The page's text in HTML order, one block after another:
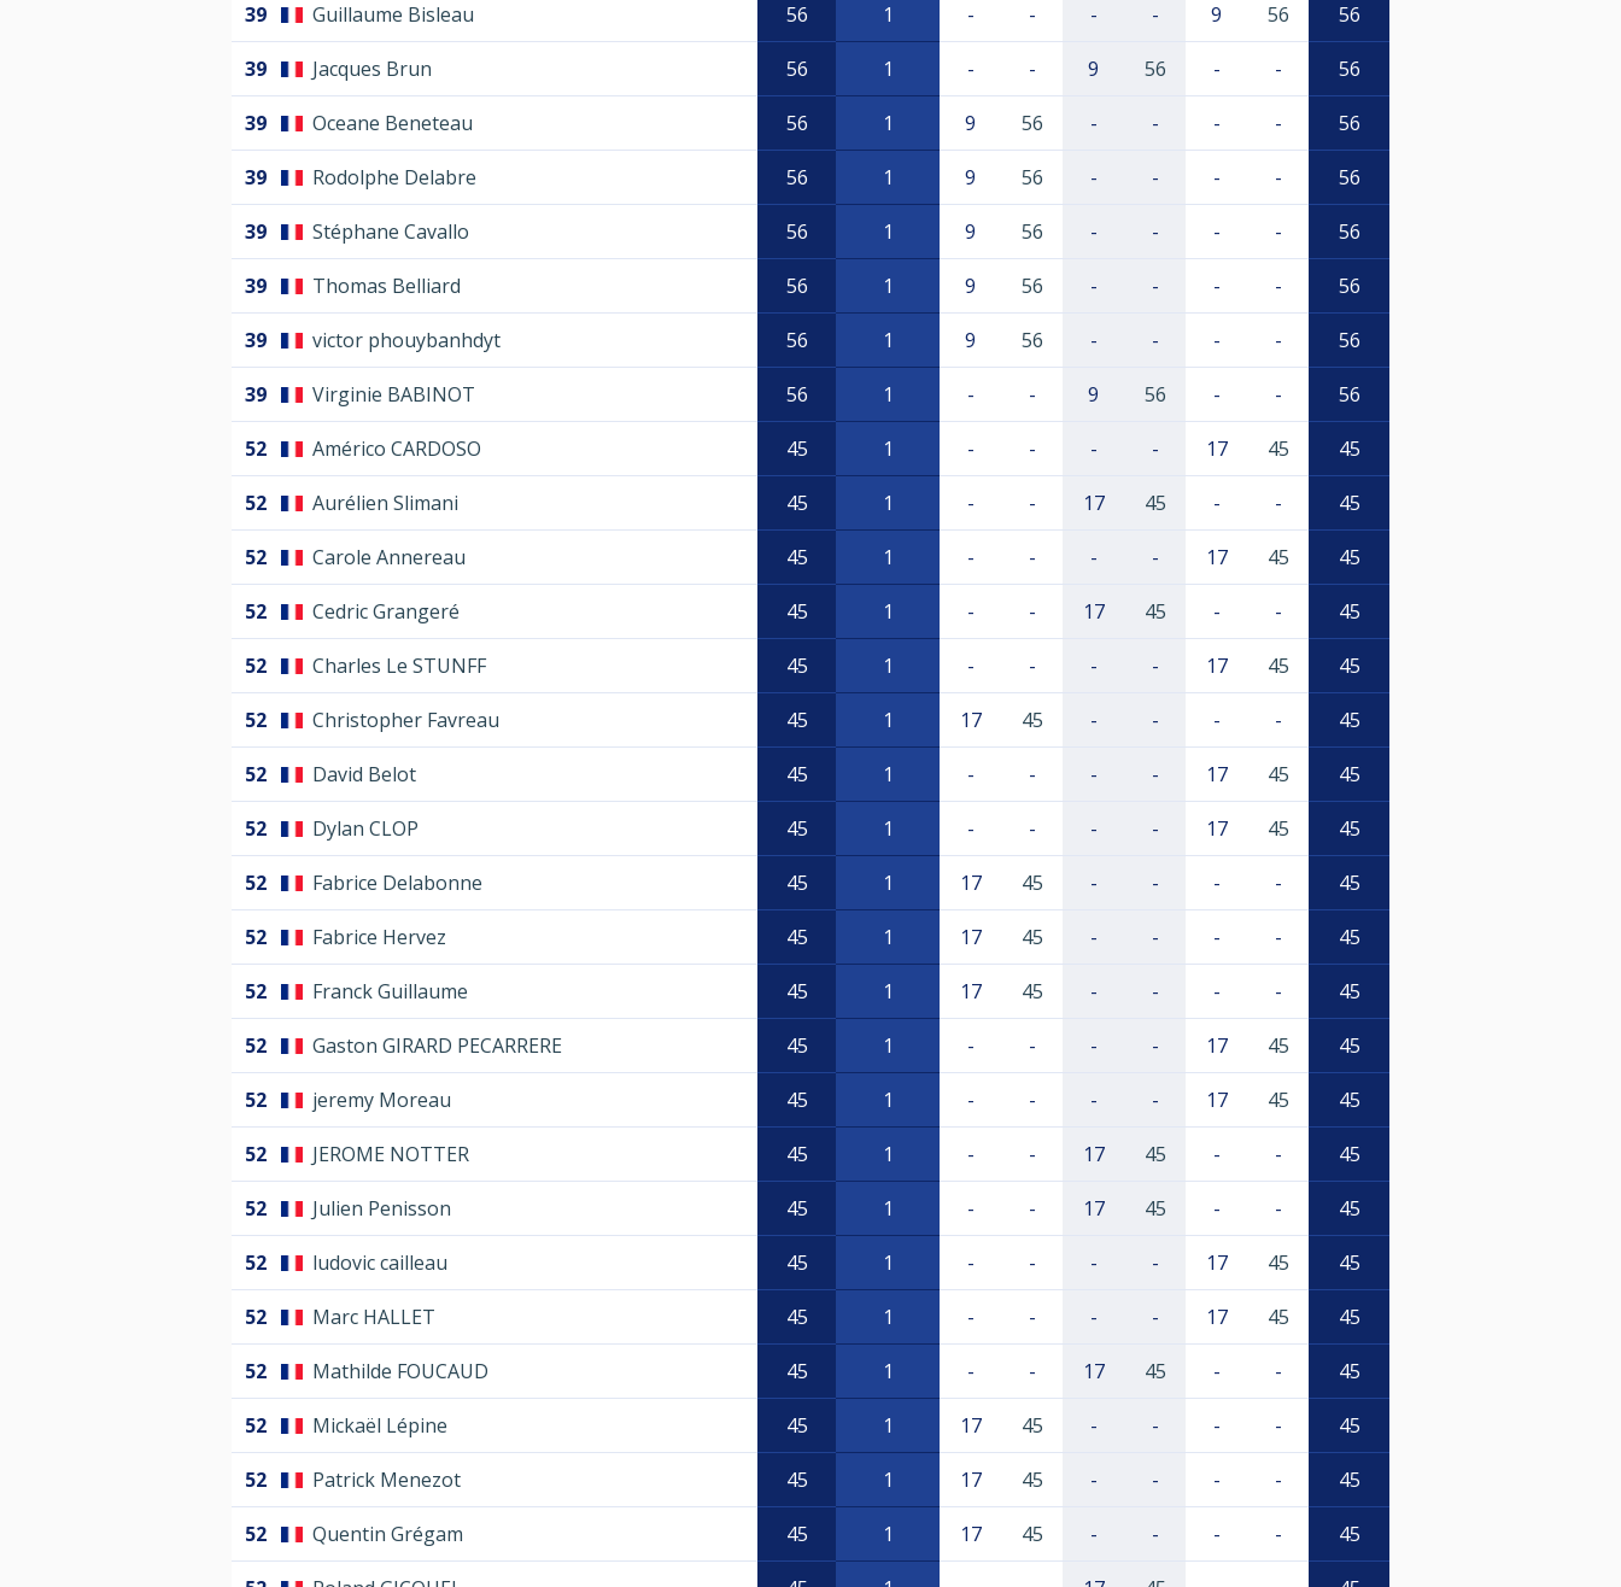
39 Guillaume Bisleau 56 1 - - - - 9 56 56
39 Jacques Brun 56 1 - - 9 56 - - 56
39 Oceane Beneteau 56 1 9 56 - - - - 56
39 Rodolphe Delabre 56 1 9 56 - - - - 56
39 Stéphane Cavallo 56 1 9 56 - - - - 56
39 Thomas Belliard 56 1 9 56 - - - - 56
39 victor phouybanhdyt 56 1 9 56 - - - - 56
39 Virginie BABINOT 56 1 - - 9 56 - - 56
52 Américo CARDOSO 45 1 - - - - 17 45 45
52 Aurélien Slimani 45 1 - - 17 45 - - 45
52 Carole Annereau 45 1 - - - - 17 45 45
52 Cedric Grangeré 45 1 - - 17 45 - - 45
52 Charles Le STUNFF 45 1 - - - - 17 45 45
52 Christopher Favreau 45 1 17 45 - - - - 45
52 David Belot 45 1 - - - - 17 45 45
52 Dylan CLOP 45 1 - - - - 17 45 45
52 Fabrice Delabonne 45 1 17 45 - - - - 45
52 Fabrice Hervez 45 1 17 45 - - - - 45
52 Franck Guillaume 45 1 17 45 - - - - 45
52 Gaston GIRARD PECARRERE 45 1 - - - - 17 45 45
52 jeremy Moreau 45 1 - - - - 17 45 45
52 JEROME NOTTER 45 1 - - 17 45 - - 45
52 Julien Penisson 45 1 - - 17 45 - - 45
52 ludovic cailleau 45 1 - - - - 17 45 45
52 Marc HALLET 45 1 - - - - 17 45 45
52 Mathilde FOUCAUD 45 1 - - 17 45 - - 45
52 Mickaël Lépine 45 1 17 45 - - - - 45
52 Patrick Menezot 45 1 17 45 - - - - 45
52 Quentin Grégam 45 1 17 45 - - - - 45